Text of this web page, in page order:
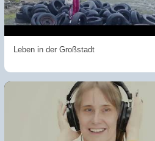
Leben in der Großstadt